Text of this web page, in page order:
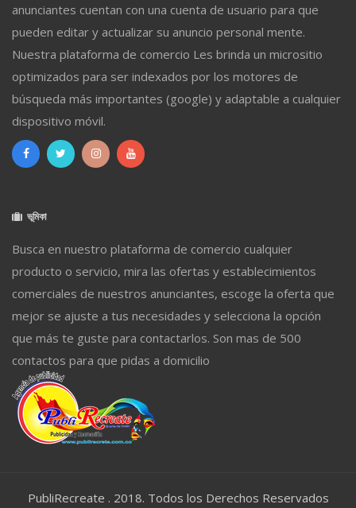
anunciantes cuentan con una cuenta de usuario para que
pueden editar y actualizar su anuncio personal mente.
Nuestra plataforma de comercio Les brinda un micrositio
optimizados para ser indexados por los motores de
búsqueda más importantes (google) y adaptable a cualquier
dispositivo móvil.
ভূমিকা
Busca en nuestro plataforma de comercio cualquier
producto o servicio, mira las ofertas y establecimientos
comerciales de nuestros anunciantes, escoge la oferta que
mejor se ajuste a tus necesidades y selecciona la opción
que más te guste para contactarlos. Son mas de 500
contactos para que pidas a domicilio
PubliRecreate . 2018. Todos los Derechos Reservados